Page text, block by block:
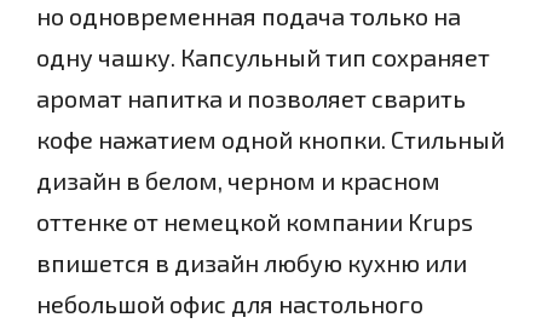
но одновременная подача только на
одну чашку. Капсульный тип сохраняет
аромат напитка и позволяет сварить
кофе нажатием одной кнопки. Стильный
дизайн в белом, черном и красном
оттенке от немецкой компании Krups
впишется в дизайн любую кухню или
небольшой офис для настольного